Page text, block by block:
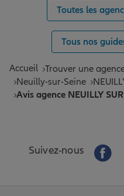
Toutes les
Tous nos
Accueil Trouver une
Neuilly-sur-Seine
Avis agence NEUILLY
Suivez-nous Aller